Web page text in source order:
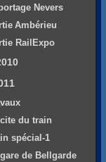
Nevers
Ambérieu
RailExpo
du train
spécial-1
de Bellgarde